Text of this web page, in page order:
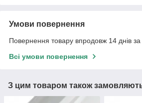
Умови повернення
Повернення товару впродовж 14 днів
Всі умови повернення
З цим товаром також